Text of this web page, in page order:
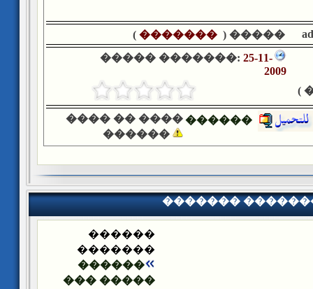
����� (
�������
)
����� �������: 25-11-
2009
���� �� ����
������
������
�������
������
�������
������
����� ���